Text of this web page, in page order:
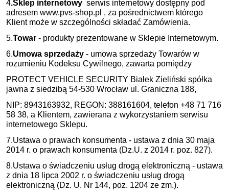
4.Sklep internetowy serwis internetowy dostępny pod
adresem www.pvs-shop.pl , za pośrednictwem którego
Klient może w szczególności składać Zamówienia.
5.Towar - produkty prezentowane w Sklepie Internetowym.
6.Umowa sprzedaży - umowa sprzedaży Towarów w
rozumieniu Kodeksu Cywilnego, zawarta pomiędzy
PROTECT VEHICLE SECURITY Białek Zieliński spółka
jawna z siedzibą 54-530 Wrocław ul. Graniczna 188,
NIP: 8943163932, REGON: 388161604, telefon +48 71 716
58 38, a Klientem, zawierana z wykorzystaniem serwisu
internetowego Sklepu.
7.Ustawa o prawach konsumenta - ustawa z dnia 30 maja
2014 r. o prawach konsumenta (Dz.U. z 2014 r. poz. 827).
8.Ustawa o świadczeniu usług drogą elektroniczną - ustawa
z dnia 18 lipca 2002 r. o świadczeniu usług drogą
elektroniczną (Dz. U. Nr 144, poz. 1204 ze zm.).